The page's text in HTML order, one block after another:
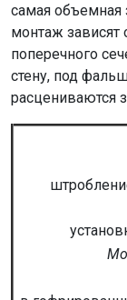
самая объемная
монтаж зависят
поперечного
стену, под
расцениваются